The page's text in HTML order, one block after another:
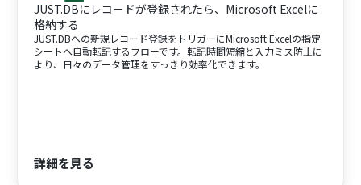
JUST.DBにレコードが登録されたら、Microsoft Excelに
格納する
JUST.DBへの新規レコード登録をトリガーにMicrosoft Excelの指定
シートへ自動転記するフローです。転記時間短縮と入力ミス防止に
より、日々のデータ管理をすっきり効率化できます。
詳細を見る